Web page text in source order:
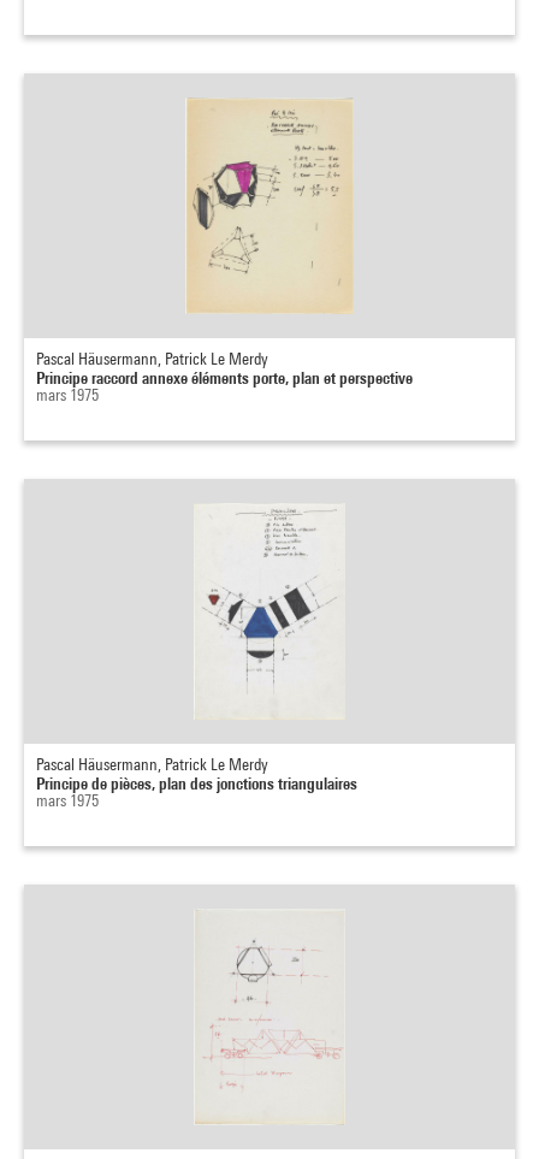
Pascal Häusermann, Patrick Le Merdy
Principe raccord annexe éléments porte, plan et perspective
mars 1975
Pascal Häusermann, Patrick Le Merdy
Principe de pièces, plan des jonctions triangulaires
mars 1975